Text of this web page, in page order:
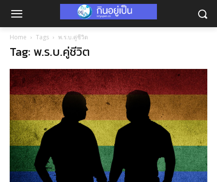
Home Tags พ.ร.บ.คู่ชีวิต
Tag: พ.ร.บ.คู่ชีวิต